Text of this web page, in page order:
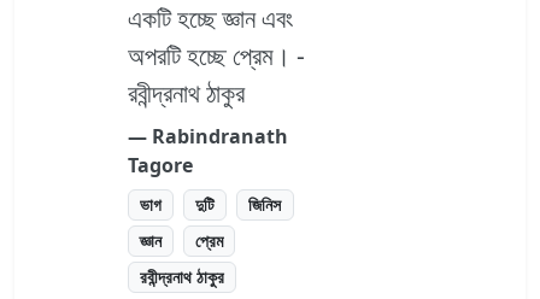
একটি হচ্ছে জ্ঞান এবং
অপরটি হচ্ছে প্রেম। -
রবীন্দ্রনাথ ঠাকুর
― Rabindranath
Tagore
ভাগ দুটি
জিনিস
জ্ঞান
প্রেম
রবীন্দ্রনাথ ঠাকুর